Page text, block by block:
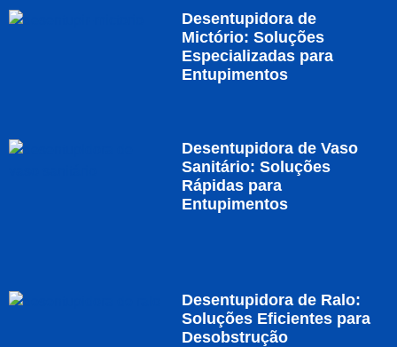
Desentupidora de
Mictório: Soluções
Especializadas para
Entupimentos
Desentupidora de Vaso
Sanitário: Soluções
Rápidas para
Entupimentos
Desentupidora de Ralo:
Soluções Eficientes para
Desobstrução